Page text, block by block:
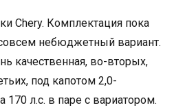
Chery. Комплектация пока
небюджетный вариант.
качественная, во-вторых,
под капотом 2,0-
170 л.с. в паре с вариатором.